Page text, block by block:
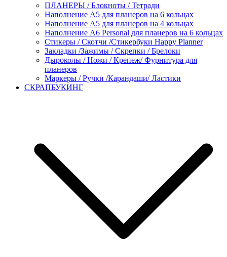
ПЛАНЕРЫ / Блокноты / Тетради
Наполнение А5 для планеров на 6 кольцах
Наполнение А5 для планеров на 4 кольцах
Наполнение А6 Personal для планеров на 6 кольцах
Стикеры / Скотчи /Стикербуки Happy Planner
Закладки /Зажимы / Скрепки / Брелоки
Дыроколы / Ножи / Крепеж/ Фурнитура для
планеров
Маркеры / Ручки /Карандаши/ Ластики
СКРАПБУКИНГ